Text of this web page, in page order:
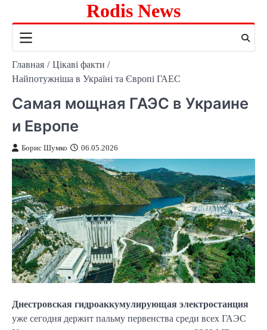
содержимому
Rodis News
Главная
Цікаві факти
Найпотужніша в Україні та Європі ГАЕС
Самая мощная ГАЭС в Украине
и Европе
Борис Шумко 06.05.2026
Днестровская гидроаккумулирующая электростанция
уже сегодня держит пальму первенства среди всех ГАЭС